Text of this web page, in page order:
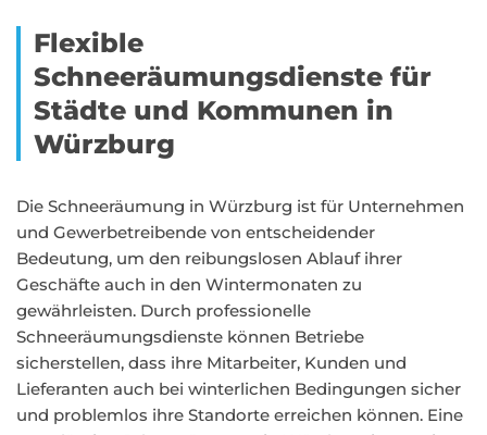
Flexible
Schneeräumungsdienste für
Städte und Kommunen in
Würzburg
Die Schneeräumung in Würzburg ist für Unternehmen
und Gewerbetreibende von entscheidender
Bedeutung, um den reibungslosen Ablauf ihrer
Geschäfte auch in den Wintermonaten zu
gewährleisten. Durch professionelle
Schneeräumungsdienste können Betriebe
sicherstellen, dass ihre Mitarbeiter, Kunden und
Lieferanten auch bei winterlichen Bedingungen sicher
und problemlos ihre Standorte erreichen können. Eine